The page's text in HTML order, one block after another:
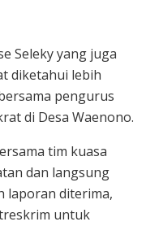
Seleky yang juga
diketahui lebih
pengurus
di Desa Waenono.
tim kuasa
dan langsung
laporan diterima,
untuk